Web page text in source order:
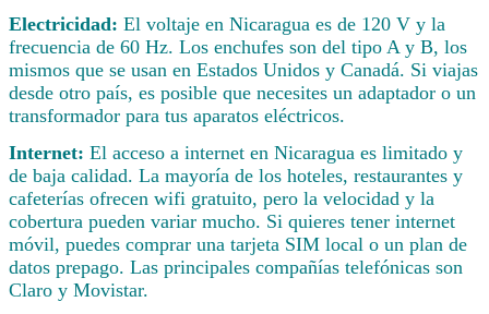
Electricidad: El voltaje en Nicaragua es de 120 V y la
frecuencia de 60 Hz. Los enchufes son del tipo A y B, los
mismos que se usan en Estados Unidos y Canadá. Si viajas
desde otro país, es posible que necesites un adaptador o un
transformador para tus aparatos eléctricos.
Internet: El acceso a internet en Nicaragua es limitado y
de baja calidad. La mayoría de los hoteles, restaurantes y
cafeterías ofrecen wifi gratuito, pero la velocidad y la
cobertura pueden variar mucho. Si quieres tener internet
móvil, puedes comprar una tarjeta SIM local o un plan de
datos prepago. Las principales compañías telefónicas son
Claro y Movistar.